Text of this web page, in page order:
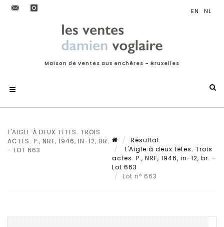
Maison de ventes aux enchères – Bruxelles
L'AIGLE À DEUX TÊTES. TROIS
ACTES. P., NRF, 1946, IN-12, BR.
- LOT 663
Résultat
L'Aigle à deux têtes. Trois
actes. P., NRF, 1946, in-12, br. -
Lot 663
Lot n° 663